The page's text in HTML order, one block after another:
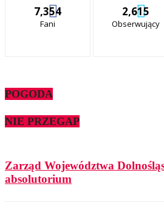
7,354
Fani
2,615
Obserwujący
POGODA
NIE PRZEGAP
Zarząd Województwa
absolutorium